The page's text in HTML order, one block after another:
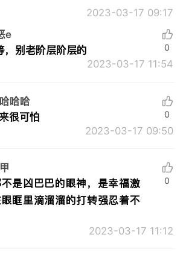
2023-03-17 09:17
e
，别老阶层阶层的
2023-03-17 11:54
0
哈哈
很可怕
2023-03-17 09:50
0
是凶巴巴的眼神，是幸福激
眶里滴溜溜的打转强忍着不
2023-03-17 11:12
0